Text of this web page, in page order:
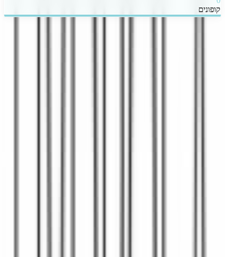
קופונים